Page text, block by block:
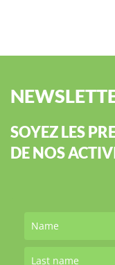
SOYEZ LES
DE NOS